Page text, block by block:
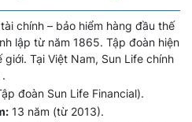
chính – bảo hiểm hàng đầu thế
lập từ năm 1865. Tập đoàn hiện
Tại Việt Nam, Sun Life chính
đoàn Sun Life Financial).
13 năm (từ 2013).